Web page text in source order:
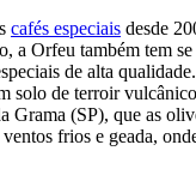
cafés especiais desde
a Orfeu também tem se
de alta
solo de terroir
Grama (SP), que as
frios e geada,